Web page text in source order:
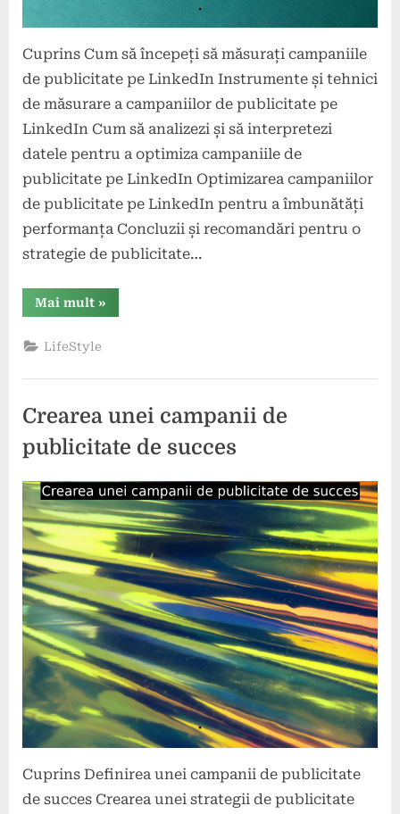
Cuprins Cum să începeți să măsurați campaniile
de publicitate pe LinkedIn Instrumente și tehnici
de măsurare a campaniilor de publicitate pe
LinkedIn Cum să analizezi și să interpretezi
datele pentru a optimiza campaniile de
publicitate pe LinkedIn Optimizarea campaniilor
de publicitate pe LinkedIn pentru a îmbunătăți
performanța Concluzii și recomandări pentru o
strategie de publicitate…
Mai mult“Măsurarea
și
de
pe
»
LifeStyle
Crearea unei campanii de
publicitate de succes
Posted
on
20
mai
2024
By
comunicat
Cuprins Definirea unei campanii de publicitate
de succes Crearea unei strategii de publicitate